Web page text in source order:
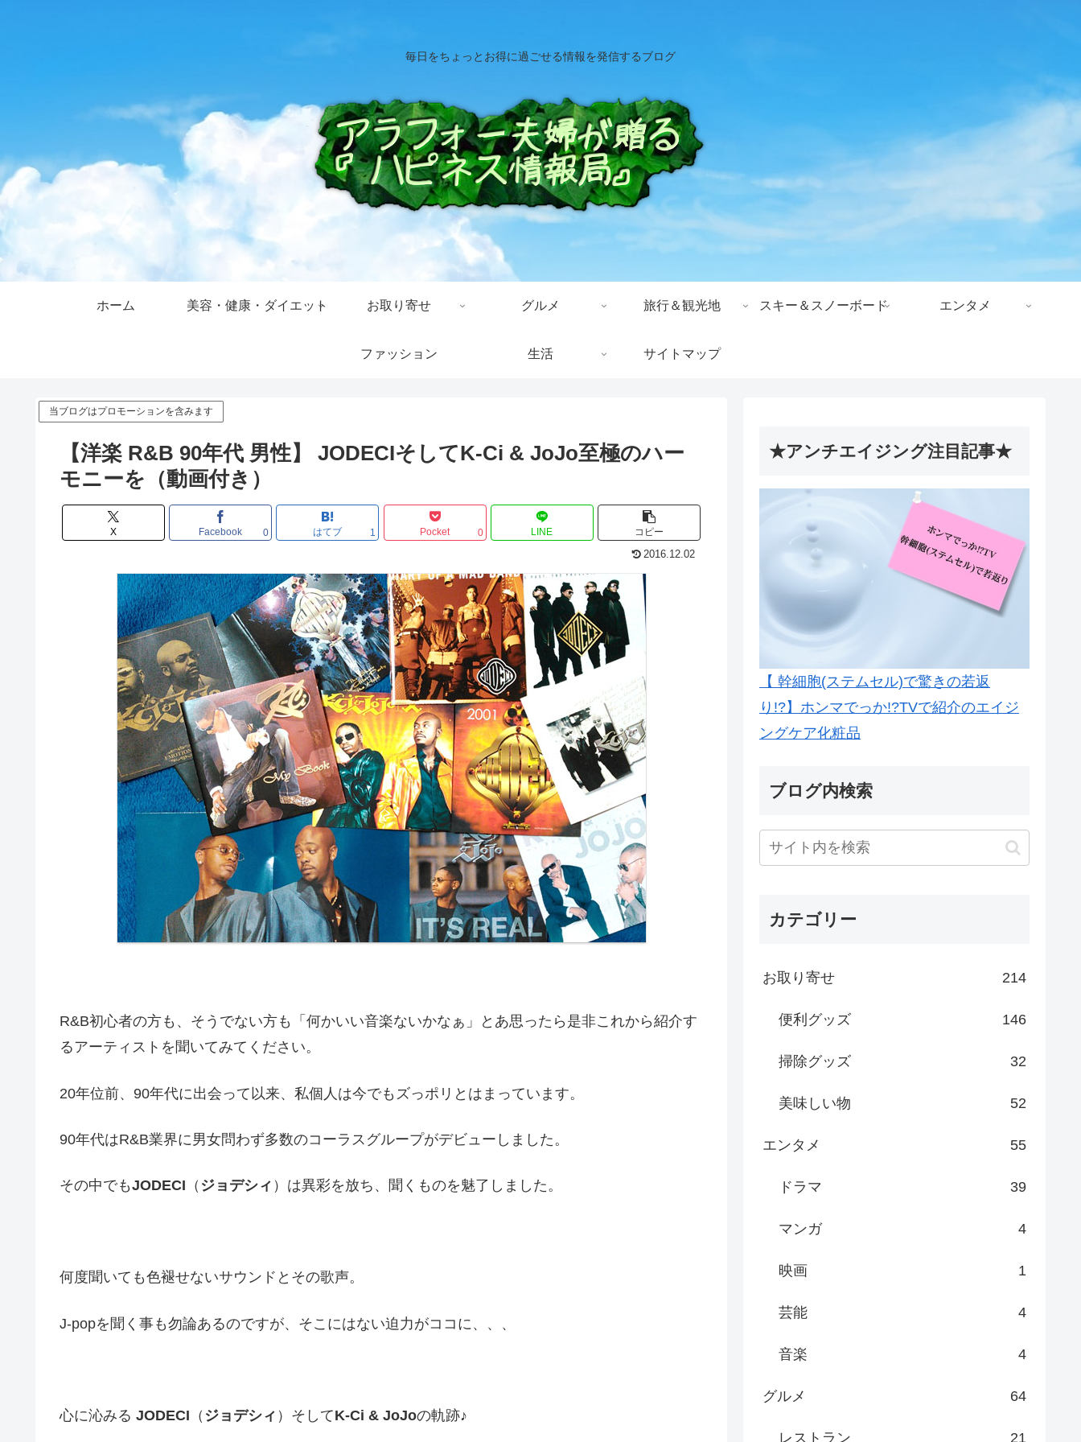
毎日をちょっとお得に過ごせる情報を発信するブログ
ホーム 美容・健康・ダイエット お取り寄せ グルメ 旅行＆観光地 スキー＆スノーボード エンタメ
ファッション 生活 サイトマップ
当ブログはプロモーションを含みます
【洋楽 R&B 90年代 男性】 JODECIそしてK-Ci & JoJo至極のハー
モニーを（動画付き）
X Facebook 0 はてブ 1 Pocket 0 LINE コピー
2016.12.02
R&B初心者の方も、そうでない方も「何かいい音楽ないかなぁ」とあ思ったら是非これから紹介す
るアーティストを聞いてみてください。
20年位前、90年代に出会って以来、私個人は今でもズっポリとはまっています。
90年代はR&B業界に男女問わず多数のコーラスグループがデビューしました。
その中でもJODECI （ ジョデシィ ）は異彩を放ち、聞くものを魅了しました。
何度聞いても色褪せないサウンドとその歌声。
J-popを聞く事も勿論あるのですが、そこにはない迫力がココに、、、
心に沁みる JODECI （ ジョデシィ ）そしてK-Ci & JoJoの軌跡♪
★アンチエイジング注目記事★
【 幹細胞(ステムセル)で驚きの若返
り!?】ホンマでっか!?TVで紹介のエイジ
ングケア化粧品
ブログ内検索
カテゴリー
お取り寄せ 214
便利グッズ 146
掃除グッズ 32
美味しい物 52
エンタメ 55
ドラマ 39
マンガ 4
映画 1
芸能 4
音楽 4
グルメ 64
レストラン 21